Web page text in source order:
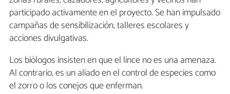
participado activamente en el proyecto. Se han impulsado
campañas de sensibilización, talleres escolares y
acciones divulgativas.
Los biólogos insisten en que el lince no es una amenaza.
Al contrario, es un aliado en el control de especies como
el zorro o los conejos que enferman.